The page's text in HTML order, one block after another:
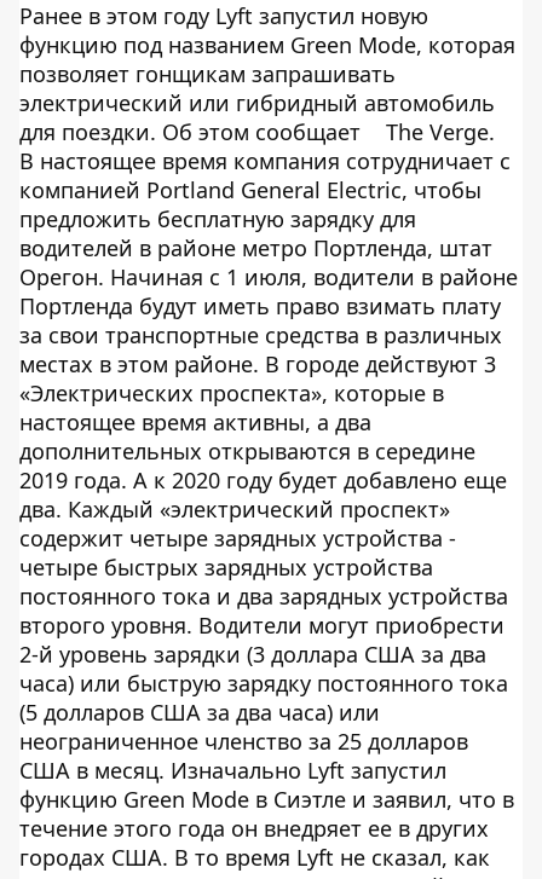
Ранее в этом году Lyft запустил новую
функцию под названием Green Mode, которая
позволяет гонщикам запрашивать
электрический или гибридный автомобиль
для поездки. Об этом сообщает
The Verge.
В настоящее время компания сотрудничает с
компанией Portland General Electric, чтобы
предложить бесплатную зарядку для
водителей в районе метро Портленда, штат
Орегон. Начиная с 1 июля, водители в районе
Портленда будут иметь право взимать плату
за свои транспортные средства в различных
местах в этом районе. В городе действуют 3
«Электрических проспекта», которые в
настоящее время активны, а два
дополнительных открываются в середине
2019 года. А к 2020 году будет добавлено еще
два. Каждый «электрический проспект»
содержит четыре зарядных устройства -
четыре быстрых зарядных устройства
постоянного тока и два зарядных устройства
второго уровня. Водители могут приобрести
2-й уровень зарядки (3 доллара США за два
часа) или быструю зарядку постоянного тока
(5 долларов США за два часа) или
неограниченное членство за 25 долларов
США в месяц. Изначально Lyft запустил
функцию Green Mode в Сиэтле и заявил, что в
течение этого года он внедряет ее в других
городах США. В то время Lyft не сказал, как